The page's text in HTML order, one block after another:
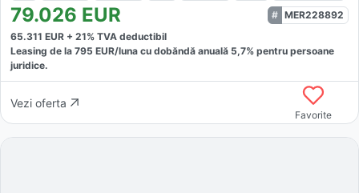
79.026 EUR
MER228892
65.311 EUR + 21% TVA deductibil
Leasing de la 795 EUR/luna cu dobăndă anuală 5,7% pentru persoane
juridice.
Vezi oferta
Favorite